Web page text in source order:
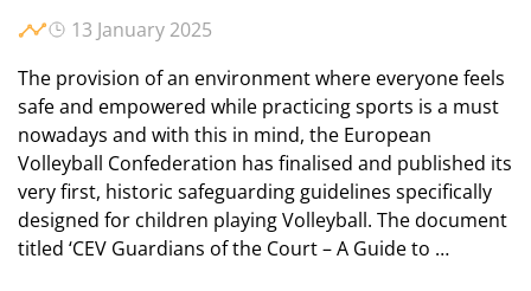
13 January 2025
The provision of an environment where everyone feels
safe and empowered while practicing sports is a must
nowadays and with this in mind, the European
Volleyball Confederation has finalised and published its
very first, historic safeguarding guidelines specifically
designed for children playing Volleyball. The document
titled ‘CEV Guardians of the Court – A Guide to …